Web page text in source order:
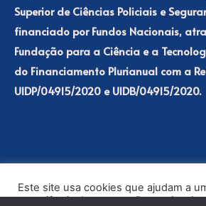
Superior de Ciências Policiais e
financiado por Fundos Nacionais,
Fundação para a Ciência e a
do Financiamento Plurianual com a
UIDP/04915/2020 e UIDB/04915/2020.
Este site usa cookies que ajudam a
experiência de navegação no site. Ao